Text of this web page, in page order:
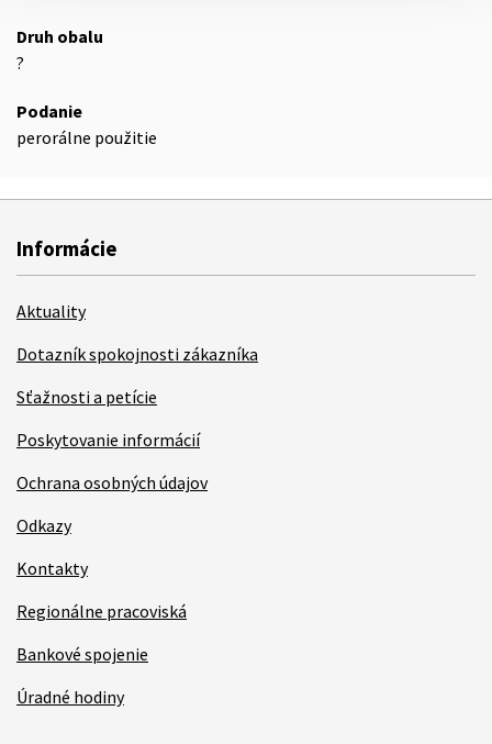
Druh obalu
?
Podanie
perorálne použitie
Informácie
Aktuality
Dotazník spokojnosti zákazníka
Sťažnosti a petície
Poskytovanie informácií
Ochrana osobných údajov
Odkazy
Kontakty
Regionálne pracoviská
Bankové spojenie
Úradné hodiny